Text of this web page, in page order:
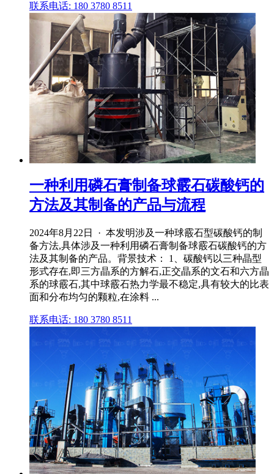
联系电话: 180 3780 8511
一种利用磷石膏制备球霰石碳酸钙的
方法及其制备的产品与流程
2024年8月22日 · 本发明涉及一种球霰石型碳酸钙的制
备方法,具体涉及一种利用磷石膏制备球霰石碳酸钙的方
法及其制备的产品。背景技术： 1、碳酸钙以三种晶型
形式存在,即三方晶系的方解石,正交晶系的文石和六方晶
系的球霰石,其中球霰石热力学最不稳定,具有较大的比表
面和分布均匀的颗粒,在涂料 ...
联系电话: 180 3780 8511